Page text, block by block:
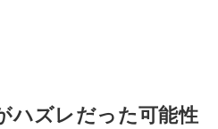
ハズレだった可能性